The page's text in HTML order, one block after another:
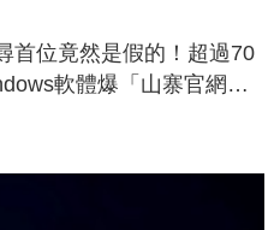
首位竟然是假的！超過70
軟體爆「山寨官網」